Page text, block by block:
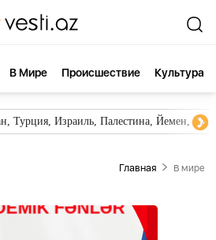
В Мире Происшествие Культура
Турция, Израиль, Палестина, Йемен,
Главная В мире